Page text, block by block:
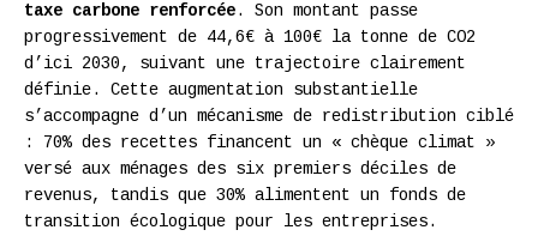
taxe carbone renforcée. Son montant passe
progressivement de 44,6€ à 100€ la tonne de CO2
d’ici 2030, suivant une trajectoire clairement
définie. Cette augmentation substantielle
s’accompagne d’un mécanisme de redistribution ciblé
: 70% des recettes financent un « chèque climat »
versé aux ménages des six premiers déciles de
revenus, tandis que 30% alimentent un fonds de
transition écologique pour les entreprises.